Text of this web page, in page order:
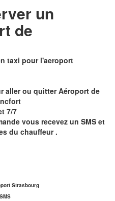
un
de
taxi pour l'aeroport
aller ou quitter Aéroport de
7/7
vous recevez un SMS et
du chauffeur .
Strasbourg